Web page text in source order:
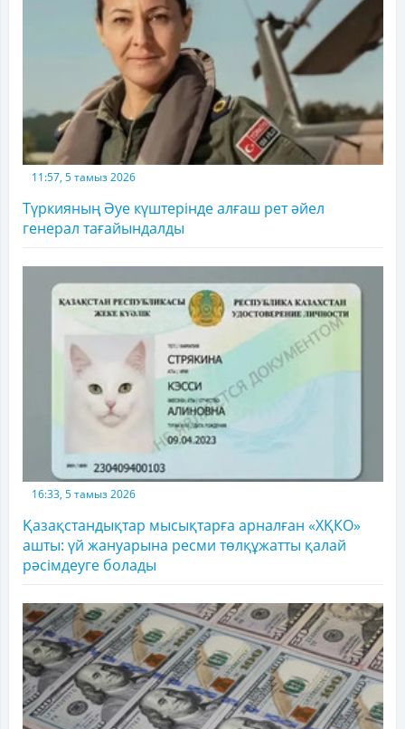
11:57, 5 тамыз 2026
Түркияның Әуе күштерінде алғаш рет әйел
генерал тағайындалды
16:33, 5 тамыз 2026
Қазақстандықтар мысықтарға арналған «ХҚКО»
ашты: үй жануарына ресми төлқұжатты қалай
рәсімдеуге болады